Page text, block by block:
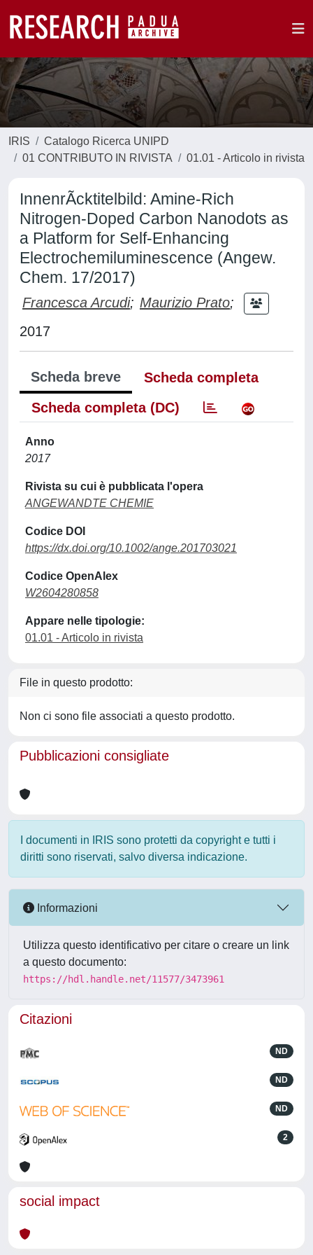
IRIS
Catalogo Ricerca UNIPD
01 CONTRIBUTO IN RIVISTA
01.01 - Articolo in rivista
InnenrÃcktitelbild: Amine-Rich
Nitrogen-Doped Carbon Nanodots as
a Platform for Self-Enhancing
Electrochemiluminescence (Angew.
Chem. 17/2017)
Francesca Arcudi; Maurizio Prato;
2017
Scheda breve
Scheda completa
Scheda completa (DC)
Anno
2017
Rivista su cui è pubblicata l'opera
ANGEWANDTE CHEMIE
Codice DOI
https://dx.doi.org/10.1002/ange.201703021
Codice OpenAlex
W2604280858
Appare nelle tipologie:
01.01 - Articolo in rivista
File in questo prodotto:
Non ci sono file associati a questo prodotto.
Pubblicazioni consigliate
I documenti in IRIS sono protetti da copyright e tutti i
diritti sono riservati, salvo diversa indicazione.
Informazioni
Utilizza questo identificativo per citare o creare un link
a questo documento:
https://hdl.handle.net/11577/3473961
Citazioni
ND
ND
ND
2
social impact